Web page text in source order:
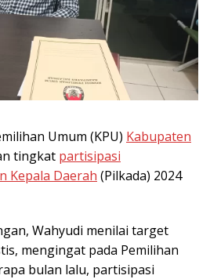
Umum (KPU) Kabupaten
tingkat partisipasi
Kepala Daerah (Pilkada) 2024
Wahyudi menilai target
mengingat pada Pemilihan
bulan lalu, partisipasi